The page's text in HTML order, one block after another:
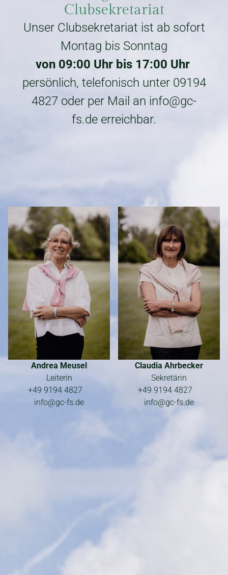
Clubsekretariat
Unser Clubsekretariat ist ab sofort
Montag bis Sonntag
von 09:00 Uhr bis 17:00 Uhr
persönlich, telefonisch unter 09194
4827 oder per Mail an info@gc-
fs.de erreichbar.
Andrea Meusel
Leiterin
+49 9194 4827
info@gc-fs.de
Claudia Ahrbecker
Sekretärin
+49 9194 4827
info@gc-fs.de